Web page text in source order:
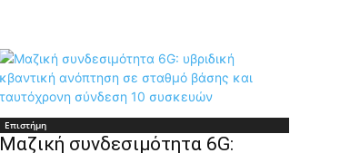
Επιστήμη
Μαζική συνδεσιμότητα 6G: